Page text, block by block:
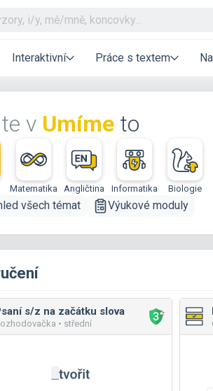
Interaktivní Práce s textem
v Umíme to
Matematika Angličtina Informatika Biologie
všech témat Výukové moduly
s/z na začátku slova
• střední